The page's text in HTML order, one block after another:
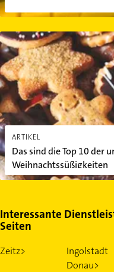
ARTIKEL
Das sind die Top 10 der
Weihnachtssüßigkeiten
Das sind die Top 10 der
Interessante
Seiten
Zeitz>
Ingolstadt
Donau>